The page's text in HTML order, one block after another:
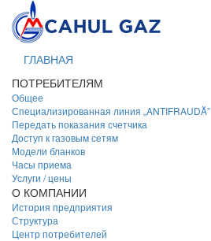
ГЛАВНАЯ
ПОТРЕБИТЕЛЯМ
Общее
Специализированная линия „ANTIFRAUDĂ”
Передать показания счетчика
Доступ к газовым сетям
Модели бланков
Часы приема
Услуги / цены
О КОМПАНИИ
История предприятия
Структура
Центр потребителей